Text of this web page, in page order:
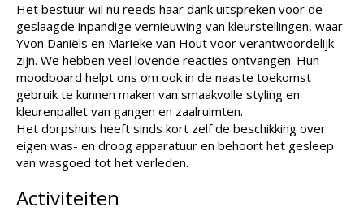
Het bestuur wil nu reeds haar dank uitspreken voor de
geslaagde inpandige vernieuwing van kleurstellingen, waar
Yvon Daniëls en Marieke van Hout voor verantwoordelijk
zijn. We hebben veel lovende reacties ontvangen. Hun
moodboard helpt ons om ook in de naaste toekomst
gebruik te kunnen maken van smaakvolle styling en
kleurenpallet van gangen en zaalruimten.
Het dorpshuis heeft sinds kort zelf de beschikking over
eigen was- en droog apparatuur en behoort het gesleep
van wasgoed tot het verleden.
Activiteiten